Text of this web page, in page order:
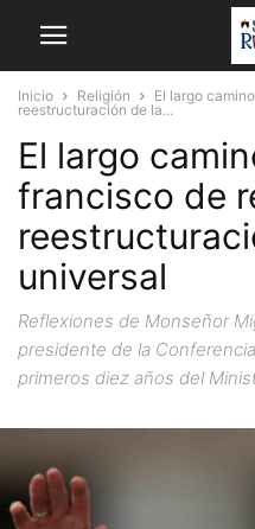
Inicio Religión
El largo
reestructuración de la...
El largo
francisco de
universal
Reflexiones de Monseñor
presidente de la
primeros diez años del